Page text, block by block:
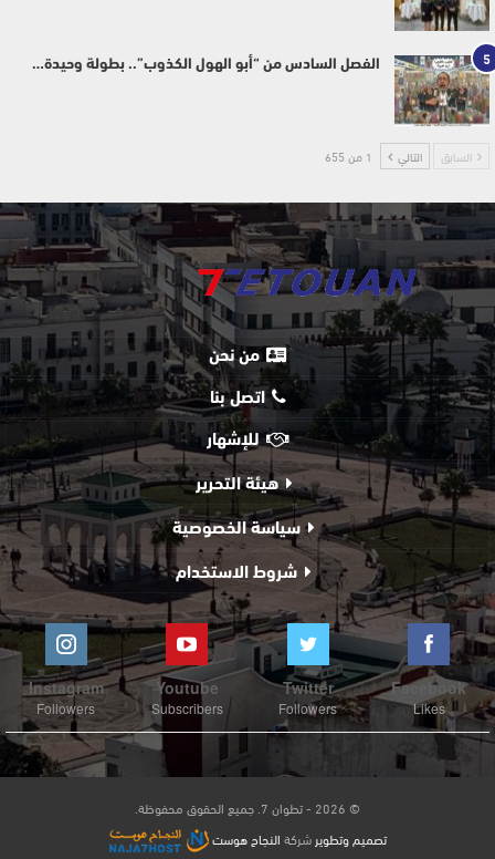
5 الفصل السادس من “أبو الهول الكذوب”.. بطولة وحيدة…
السابق التالي 1 من 655
من نحن
اتصل بنا
للإشهار
هيئة التحرير
سياسة الخصوصية
شروط الاستخدام
Facebook
Likes
Twitter
Followers
Youtube
Subscribers
Instagram
Followers
© 2026 - تطوان 7. جميع الحقوق محفوظة.
تصميم وتطويرشركةالنجاح هوست